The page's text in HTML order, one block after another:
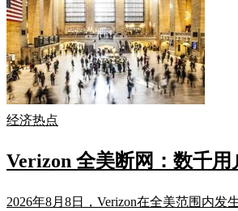
经济热点
Verizon 全美断网：数千用
2026年8月8日，Verizon在全美范围内发